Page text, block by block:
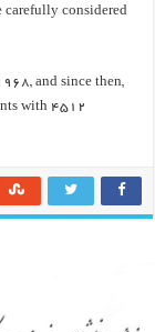
carefully considered
and since then,
with 4512